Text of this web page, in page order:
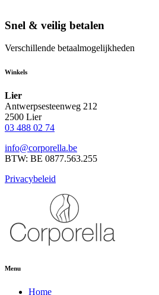
Snel & veilig betalen
Verschillende betaalmogelijkheden
Winkels
Lier
Antwerpsesteenweg 212
2500 Lier
03 488 02 74
info@corporella.be
BTW: BE 0877.563.255
Privacybeleid
Menu
Home